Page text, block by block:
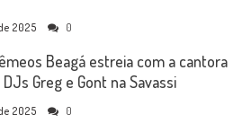
2025 0
Beagá estreia com a cantora
Greg e Gont na Savassi
2025 0